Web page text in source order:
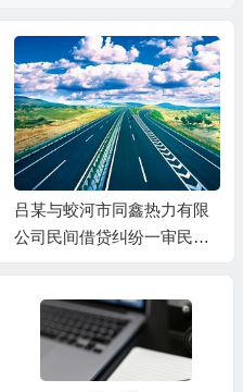
吕某与蛟河市同鑫热力有限
公司民间借贷纠纷一审民事